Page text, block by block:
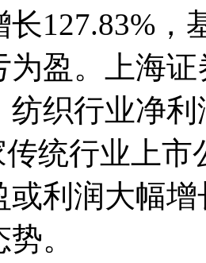
127.83%，
为盈。上海
织行业净
传统行业上
或利润大幅
。